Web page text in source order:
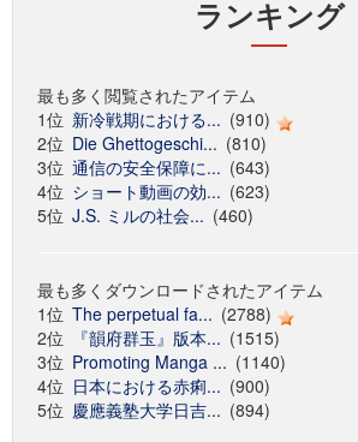
ランキング
最も多く閲覧されたアイテム
1位 新冷戦期における... (910)
2位 Die Ghettogeschi... (810)
3位 通信の安全保障に... (643)
4位 ショート動画の効... (623)
5位 J.S. ミルの社会... (460)
最も多くダウンロードされたアイテム
1位 The perpetual fa... (2788)
2位
『韻府群玉』版本... (1515)
3位 Promoting Manga ... (1140)
4位 日本における赤痢... (900)
5位 慶應義塾大学日吉... (894)